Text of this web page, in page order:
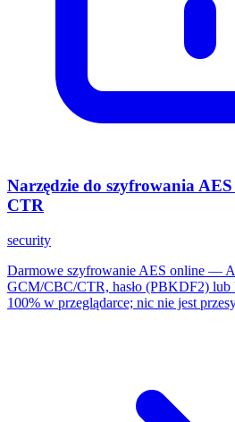
Narzędzie do szyfrowania
CTR
security
Darmowe szyfrowanie AES online —
GCM/CBC/CTR, hasło (PBKDF2) lub
100% w przeglądarce; nic nie jest